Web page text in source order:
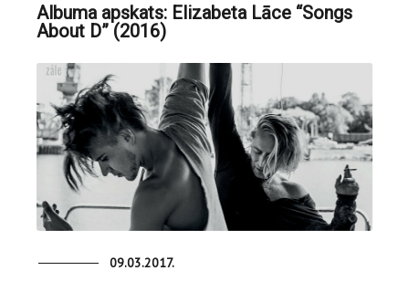
Albuma apskats: Elizabeta Lāce “Songs
About D” (2016)
09.03.2017.